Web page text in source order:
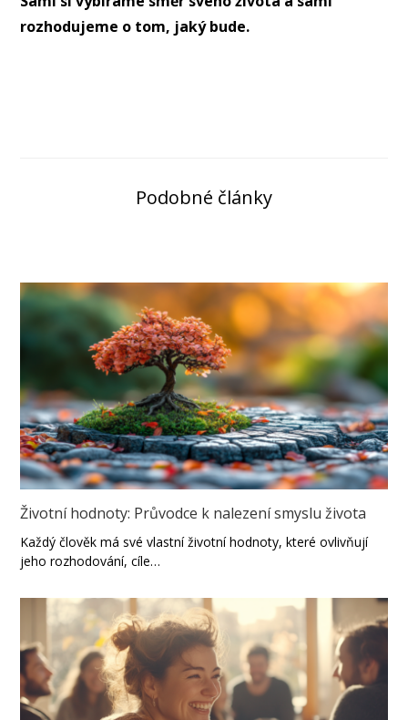
rozhodujeme o tom, jaký bude.
Podobné články
Životní hodnoty: Průvodce k nalezení smyslu života
Každý člověk má své vlastní životní hodnoty, které ovlivňují
jeho rozhodování, cíle…